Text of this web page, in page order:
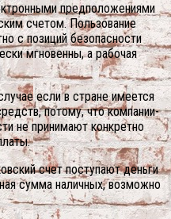
предположениями
счетом. Пользование
с позиций безопасности
мгновенны, а рабочая
если в стране имеется
потому, что компании-
не принимают конкретно
счет поступают деньги
сумма наличных, возможно